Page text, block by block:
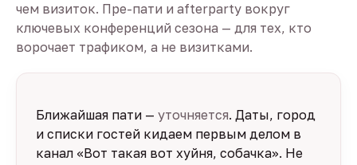
чем визиток. Пре-пати и afterparty вокруг
ключевых конференций сезона — для тех, кто
ворочает трафиком, а не визитками.
Ближайшая пати — уточняется. Даты, город
и списки гостей кидаем первым делом в
канал «Вот такая вот хуйня, собачка». Не